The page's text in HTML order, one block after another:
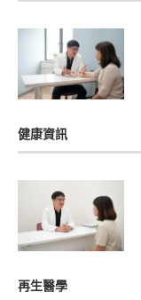
健康資訊
再生醫學